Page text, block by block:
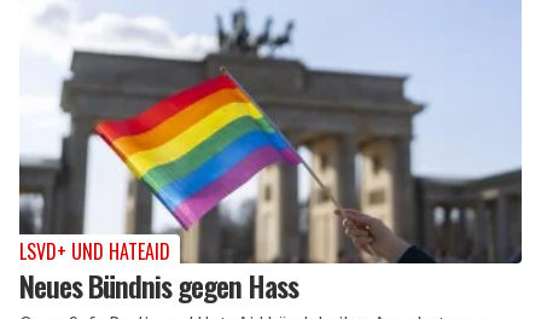
LSVD+ UND HATEAID
Neues Bündnis gegen Hass